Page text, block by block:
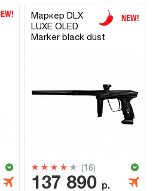
Маркер DLX
LUXE OLED
Marker black dust
(16)
137 890 р.